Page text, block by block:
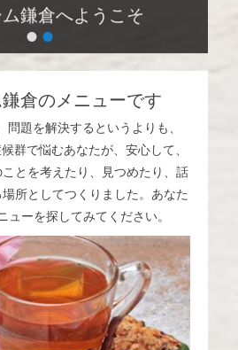
••
ム鎌倉へようこそ
鎌倉のメニューです
問題を解決するというよりも、
群で悩むあなたが、安心して、
とを考えたり、見つめたり、話
所としてつくりました。あなた
ューを探してみてください。